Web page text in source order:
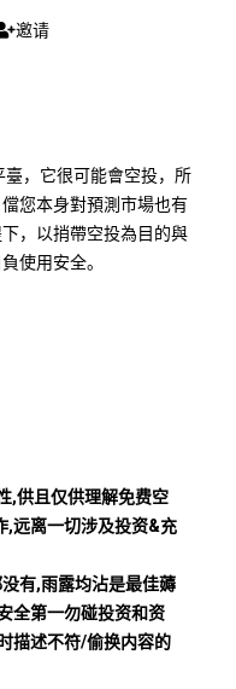
邀请
，它很可能會空投，所
您本身對預測市場也有
，以捎帶空投為目的與
使用安全。
,供且仅供理解免费空
,远离一切涉及投资&充
有,雨露均沾是最佳薅
全第一勿碰投资和资
描述不符/偷换内容的